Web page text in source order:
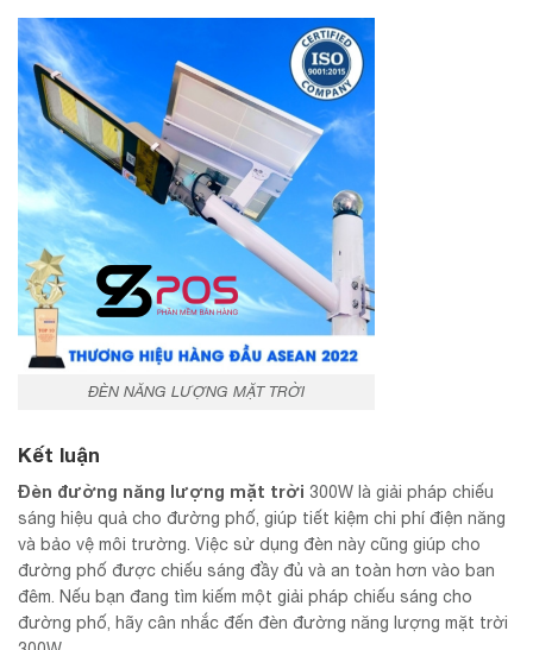
ĐÈN NĂNG LƯỢNG MẶT TRỜI
Kết luận
Đèn đường năng lượng mặt trời 300W là giải pháp chiếu
sáng hiệu quả cho đường phố, giúp tiết kiệm chi phí điện năng
và bảo vệ môi trường. Việc sử dụng đèn này cũng giúp cho
đường phố được chiếu sáng đầy đủ và an toàn hơn vào ban
đêm. Nếu bạn đang tìm kiếm một giải pháp chiếu sáng cho
đường phố, hãy cân nhắc đến đèn đường năng lượng mặt trời